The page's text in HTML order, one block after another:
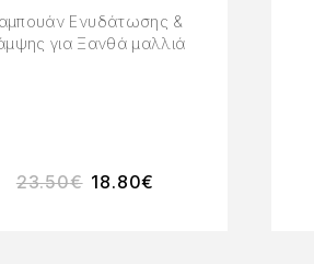
Ενυδάτωσης &
για Ξανθά μαλλιά
23.50€ 18.80€